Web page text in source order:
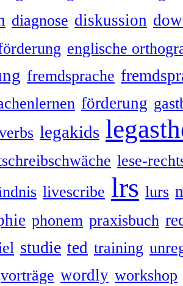
diagnose diskussion
englische
fremdsprache
förderung
legakids
lese-
livescribe lrs lurs
phonem praxisbuch
studie ted training
vorträge wordly workshop